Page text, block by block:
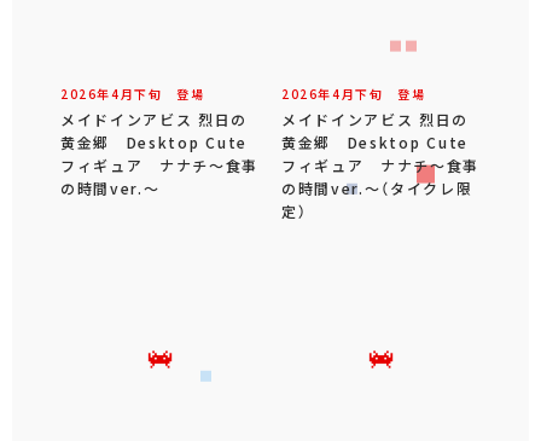
2026年4 月下旬 登場
メイドインアビス 烈日の
黄金郷 Desktop Cute
フィギュア ナナチ～食事
の時間ver.～
2026年4 月下旬 登場
メイドインアビス 烈日の
黄金郷 Desktop Cute
フィギュア ナナチ～食事
の時間ver.～（タイクレ限
定）